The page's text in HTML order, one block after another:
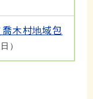
木村地域包